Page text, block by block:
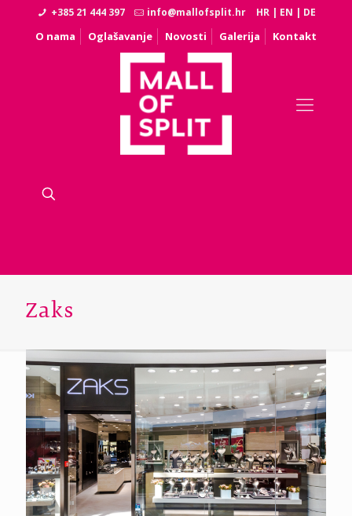
+385 21 444 397 info@mallofsplit.hr HR | EN | DE
O nama Oglašavanje Novosti Galerija Kontakt
Zaks